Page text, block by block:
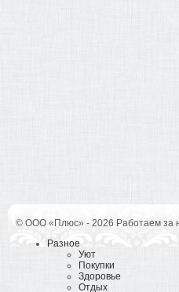
© ООО «Плюс» - 2026 Работаем за
Разное
Уют
Покупки
Здоровье
Отдых